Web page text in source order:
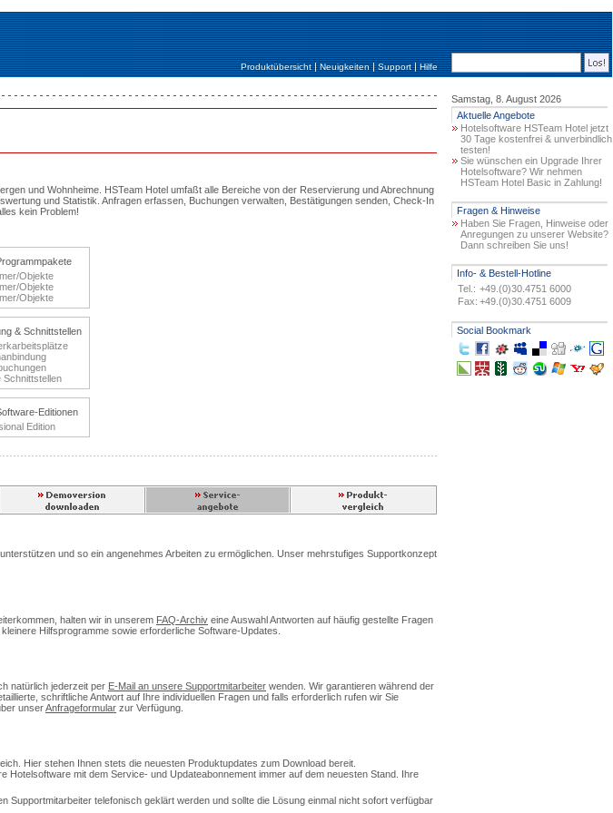
Produktübersicht|Neuigkeiten|Support|Hilfe
und Wohnheime. HSTeam Hotel umfaßt alle Bereiche von der Reservierung und Abrechnung
und Statistik. Anfragen erfassen, Buchungen verwalten, Bestätigungen senden, Check-In
kein Problem!
Objekte
Objekte
Objekte
& Schnittstellen
Schnittstellen
Editionen
Edition
und so ein angenehmes Arbeiten zu ermöglichen. Unser mehrstufiges Supportkonzept
halten wir in unserem FAQ-Archiv eine Auswahl Antworten auf häufig gestellte Fragen
Hilfsprogramme sowie erforderliche Software-Updates.
natürlich jederzeit per E-Mail an unsere Supportmitarbeiter wenden. Wir garantieren während der
schriftliche Antwort auf Ihre individuellen Fragen und falls erforderlich rufen wir Sie
unserAnfrageformular zur Verfügung.
Hier stehen Ihnen stets die neuesten Produktupdates zum Download bereit.
mit dem Service- und Updateabonnement immer auf dem neuesten Stand. Ihre
telefonisch geklärt werden und sollte die Lösung einmal nicht sofort verfügbar
Samstag, 8. August 2026
Aktuelle Angebote
Hotelsoftware HSTeam Hotel jetzt
30 Tage kostenfrei & unverbindlich
testen!
Sie wünschen ein Upgrade Ihrer
Hotelsoftware? Wir nehmen
HSTeam Hotel Basic in Zahlung!
Fragen & Hinweise
Haben Sie Fragen, Hinweise oder
Anregungen zu unserer Website?
Dann schreiben Sie uns!
Info- & Bestell-Hotline
Tel.: +49.(0)30.4751 6000
Fax: +49.(0)30.4751 6009
Social Bookmark